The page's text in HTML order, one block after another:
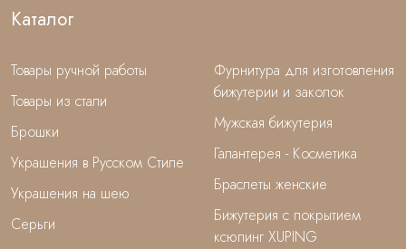
Каталог
Товары ручной работы
Товары из стали
Брошки
Украшения в Русском Стиле
Украшения на шею
Серьги
Фурнитура для изготовления
бижутерии и заколок
Мужская бижутерия
Галантерея - Косметика
Браслеты женские
Бижутерия с покрытием
ксюпинг XUPING